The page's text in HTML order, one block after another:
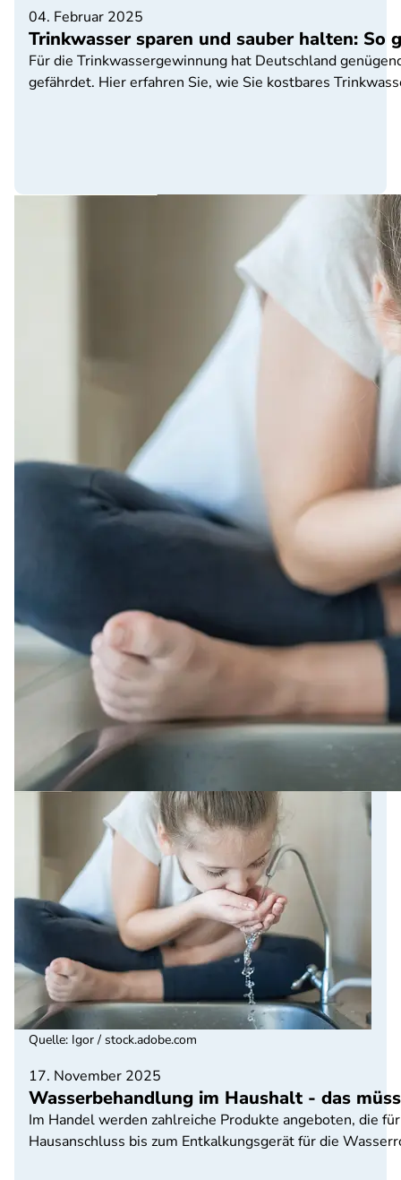
04. Februar 2025
Trinkwasser sparen und sauber halten: So
Für die Trinkwassergewinnung hat Deutschland
gefährdet. Hier erfahren Sie, wie Sie kostbares
17. November 2025
Wasserbehandlung im Haushalt - das
Im Handel werden zahlreiche Produkte angeboten, die
Hausanschluss bis zum Entkalkungsgerät für die
Quelle: Igor / stock.adobe.com